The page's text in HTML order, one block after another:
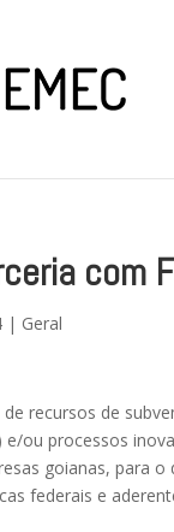
com
| Geral
recursos de
e/ou processos
goianas, para
federais e